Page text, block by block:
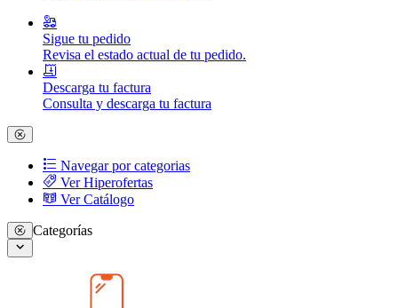
Sigue tu pedido
Revisa el estado actual de tu pedido.
Descarga tu factura
Consulta y descarga tu factura
Navegar por categorias
Ver Hiperofertas
Ver Catálogo
Categorías